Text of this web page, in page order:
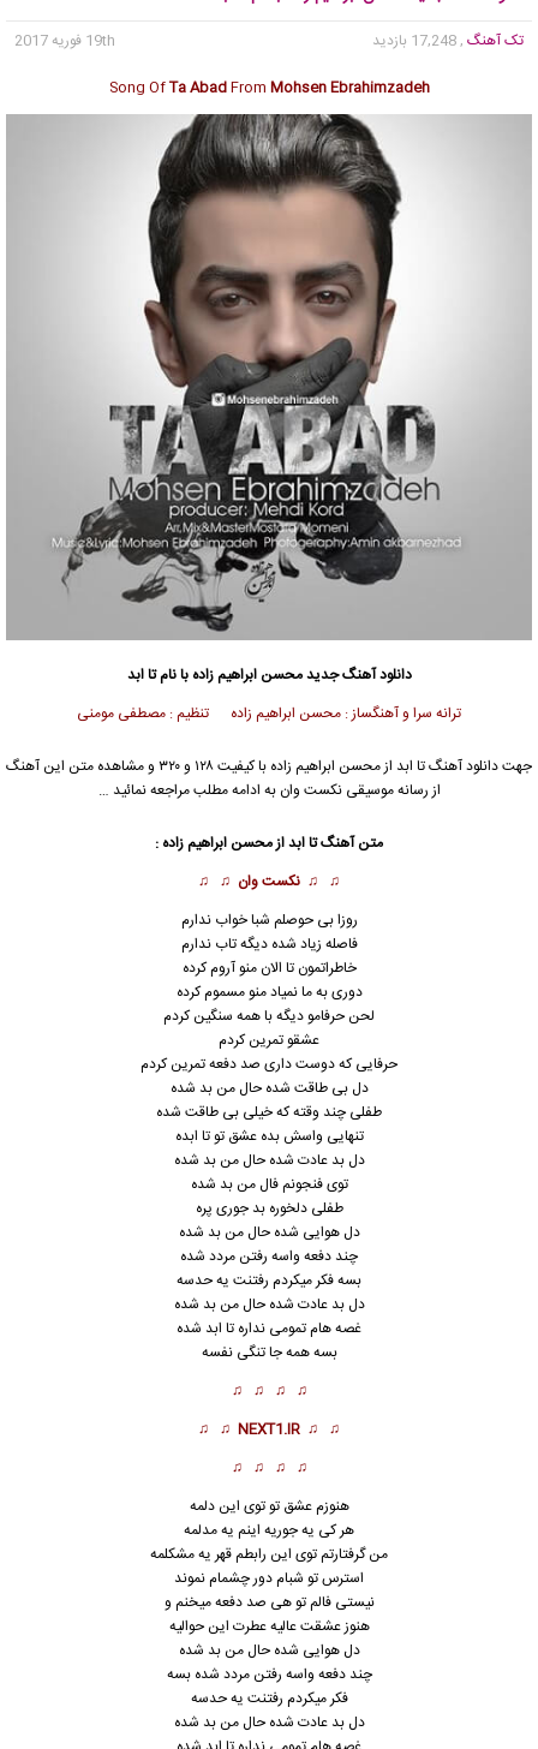
تک آهنگ , 17,248 بازدید
19th فوریه 2017
Song OfTa AbadFrom Mohsen Ebrahimzadeh
دانلود آهنگ جدیدمحسن ابراهیم زاده با نام تا ابد
ترانه سرا و آهنگساز : محسن ابراهیم زاده تنظیم : مصطفی مومنی
جهت دانلود آهنگ تا ابد ازمحسن ابراهیم زاده
با کیفیت ۱۲۸ و ۳۲۰ و مشاهده متن این آهنگ
از رسانه موسیقی نکست وان به ادامه مطلب مراجعه نمائید …
متن آهنگ تا ابد ازمحسن ابراهیم زاده :
♫ ♫ نکست وان ♫ ♫
روزا بی حوصلم شبا خواب ندارم
فاصله زیاد شده دیگه تاب ندارم
خاطراتمون تا الان منو آروم کرده
دوری به ما نمیاد منو مسموم کرده
لحن حرفامو دیگه با همه سنگین کردم
عشقو تمرین کردم
حرفایی که دوست داری صد دفعه تمرین کردم
دل بی طاقت شده حال من بد شده
طفلی چند وقته که خیلی بی طاقت شده
تنهایی واسش بده عشق تو تا ابده
دل بد عادت شده حال من بد شده
توی فنجونم فال من بد شده
طفلی دلخوره بد جوری پره
دل هوایی شده حال من بد شده
چند دفعه واسه رفتن مردد شده
بسه فکر میکردم رفتنت یه حدسه
دل بد عادت شده حال من بد شده
غصه هام تمومی نداره تا ابد شده
بسه همه جا تنگی نفسه
♫ ♫ ♫ ♫
♫ ♫
NEXT1.IR
♫ ♫
♫ ♫ ♫ ♫
هنوزم عشق تو توی این دلمه
هر کی یه جوریه اینم یه مدلمه
من گرفتارتم توی این رابطم قهر یه مشکلمه
استرس تو شبام دور چشمام نموند
نیستی فالم تو هی صد دفعه میخنم و
هنوز عشقت عالیه عطرت این حوالیه
دل هوایی شده حال من بد شده
چند دفعه واسه رفتن مردد شده بسه
فکر میکردم رفتنت یه حدسه
دل بد عادت شده حال من بد شده